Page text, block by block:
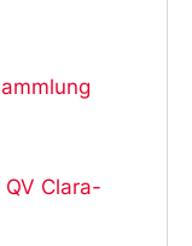
Clara-